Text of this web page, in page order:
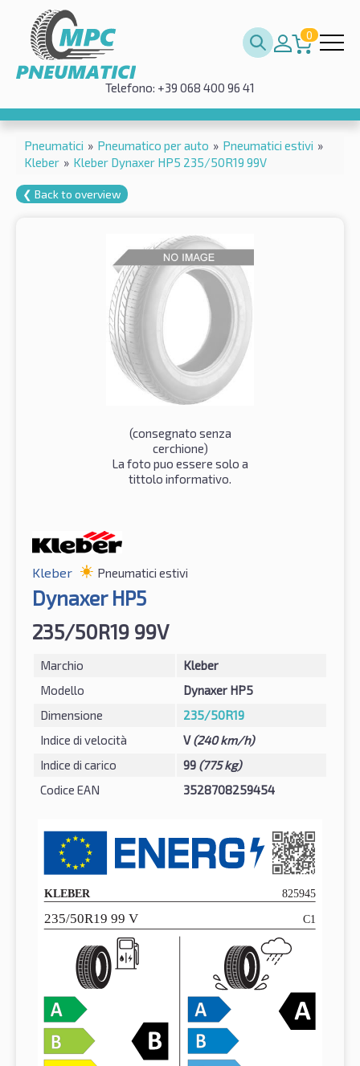
0
Telefono: +39 068 400 96 41
Pneumatici » Pneumatico per auto » Pneumatici estivi »
Kleber » Kleber Dynaxer HP5 235/50R19 99V
❮ Back to overview
(consegnato senza
cerchione)
La foto puo essere solo a
tittolo informativo.
Kleber Pneumatici estivi
Dynaxer HP5
235/50R19 99V
Marchio
Kleber
Modello
Dynaxer HP5
Dimensione
235/50R19
Indice di velocità
V(240 km/h)
Indice di carico
99 (775 kg)
Codice EAN
3528708259454